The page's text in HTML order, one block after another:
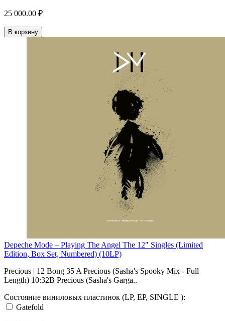
25 000.00 ₽
В корзину
Depeche Mode – Playing The Angel The 12" Singles (Limited
Edition, Box Set, Numbered) (10LP)
Precious | 12 Bong 35 A Precious (Sasha's Spooky Mix - Full
Length) 10:32B Precious (Sasha's Garga..
Состояние виниловых пластинок (LP, EP, SINGLE ):
Gatefold